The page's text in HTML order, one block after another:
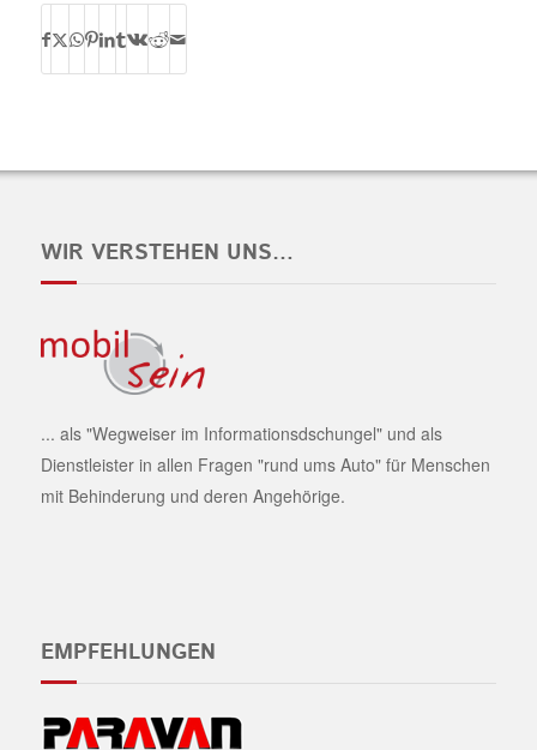
WIR VERSTEHEN UNS…
... als "Wegweiser im Informationsdschungel" und als
Dienstleister in allen Fragen "rund ums Auto" für Menschen
mit Behinderung und deren Angehörige.
EMPFEHLUNGEN